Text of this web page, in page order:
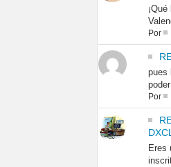
Por
pues
Por
Eres